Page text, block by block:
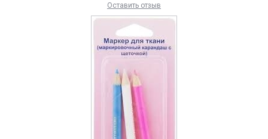
Оставить отзыв